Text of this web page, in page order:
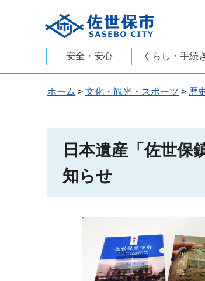
佐世保市
安全・安心 くらし・手続
ホーム > 文化・観光・スポーツ > 歴
日本遺産「佐世保
知らせ